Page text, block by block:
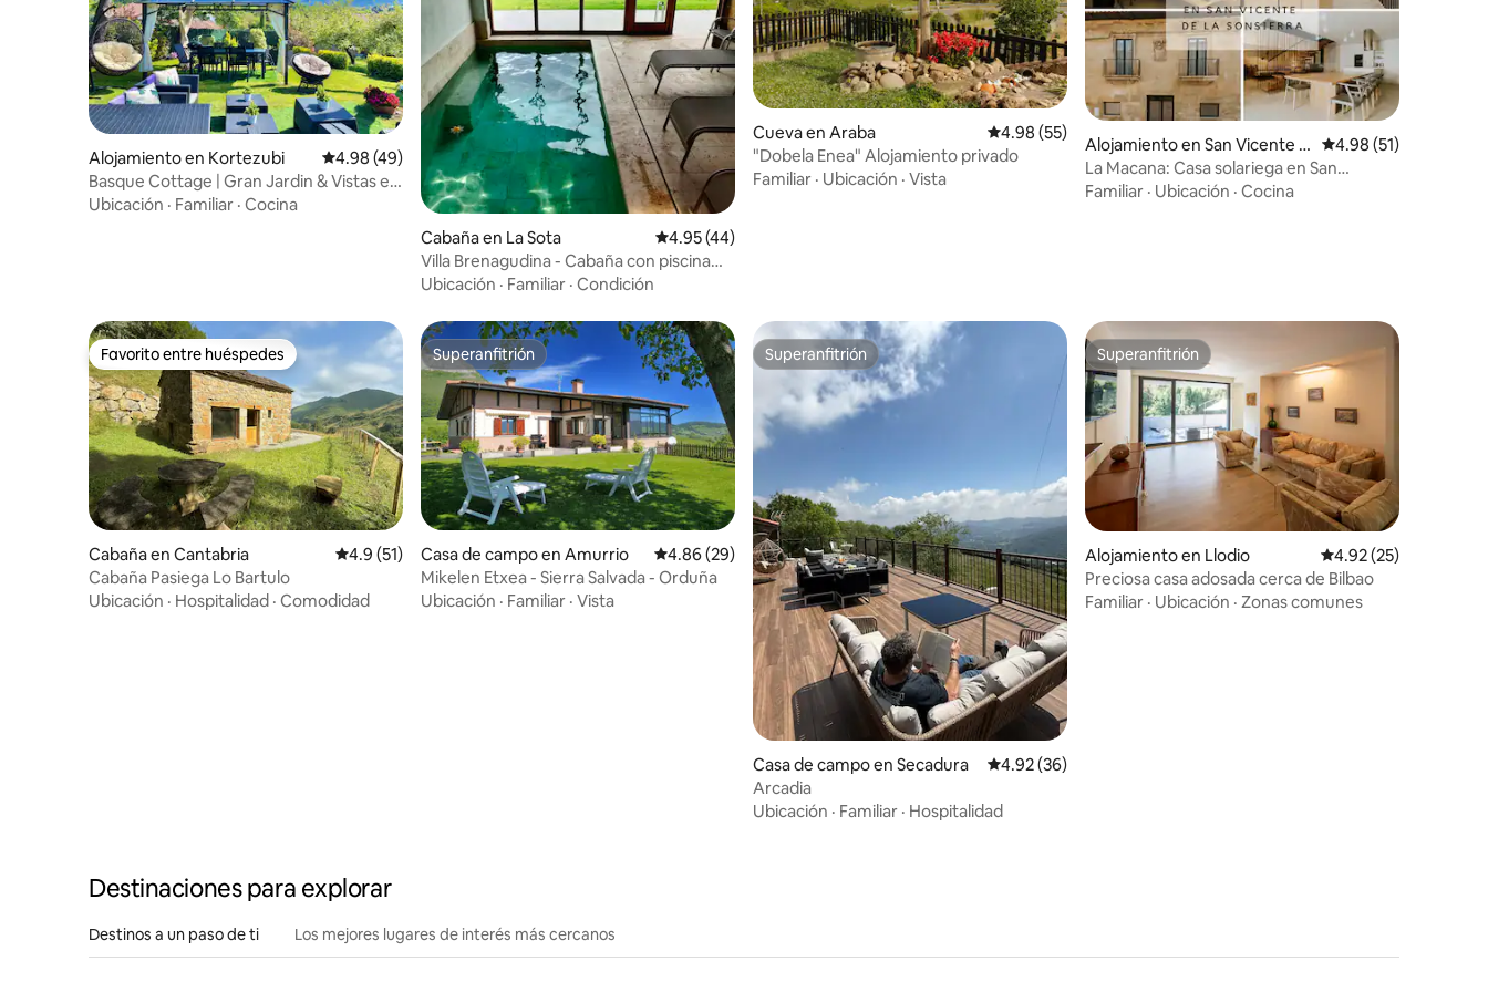
Alojamiento en Kortezubi Calificación promedio: 4.98 de 5, 49 reseñas
4.98 (49)
Basque Cottage | Gran Jardin & Vistas en
Urdaibai
Ubicación · Familiar · Cocina
Cabaña en La Sota Calificación promedio: 4.95 de 5, 44 reseñas
4.95 (44)
Villa Brenagudina - Cabaña con piscina
climatizada
Ubicación · Familiar · Condición
Cueva en Araba Calificación promedio: 4.98 de 5, 55 reseñas
4.98 (55)
"Dobela Enea" Alojamiento privado
Familiar · Ubicación · Vista
Alojamiento en San Vicente d
e la Sonsierra
Calificación
4.98 (51)
La Macana: Casa solariega en San
Vicente Sonsierra
Familiar · Ubicación · Cocina
Favorito entre huéspedes
Favorito entre huéspedes
Cabaña en Cantabria Calificación promedio: 4.9 de 5, 51 reseñas
4.9 (51)
Cabaña Pasiega Lo Bartulo
Ubicación · Hospitalidad · Comodidad
Superanfitrión
Superanfitrión
Casa de campo en Amurrio Calificación promedio: 4.86 de 5, 29 reseñas
4.86 (29)
Mikelen Etxea - Sierra Salvada - Orduña
Ubicación · Familiar · Vista
Superanfitrión
Superanfitrión
Casa de campo en Secadura Calificación promedio: 4.92 de 5, 36 reseñas
4.92 (36)
Arcadia
Ubicación · Familiar · Hospitalidad
Superanfitrión
Superanfitrión
Alojamiento en Llodio Calificación
4.92 (25)
Preciosa casa adosada cerca de Bilbao
Familiar · Ubicación · Zonas comunes
Destinaciones para explorar
Destinos a un paso de ti Los mejores lugares de interés más cercanos